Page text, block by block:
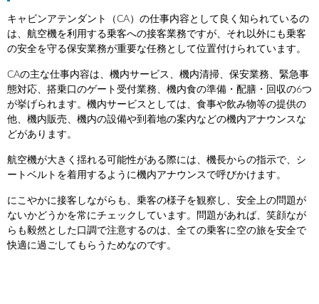
キャビンアテンダント（CA）の仕事内容として良く知られているの
は、航空機を利用する乗客への接客業務ですが、それ以外にも乗客
の安全を守る保安業務が重要な任務として位置付けられています。
CAの主な仕事内容は、機内サービス、機内清掃、保安業務、緊急事
態対応、搭乗口のゲート受付業務、機内食の準備・配膳・回収の6つ
が挙げられます。機内サービスとしては、食事や飲み物等の提供の
他、機内販売、機内の設備や到着地の案内などの機内アナウンスな
どがあります。
航空機が大きく揺れる可能性がある際には、機長からの指示で、シ
ートベルトを着用するように機内アナウンスで呼びかけます。
にこやかに接客しながらも、乗客の様子を観察し、安全上の問題が
ないかどうかを常にチェックしています。問題があれば、笑顔なが
らも毅然とした口調で注意するのは、全ての乗客に空の旅を安全で
快適に過ごしてもらうためなのです。